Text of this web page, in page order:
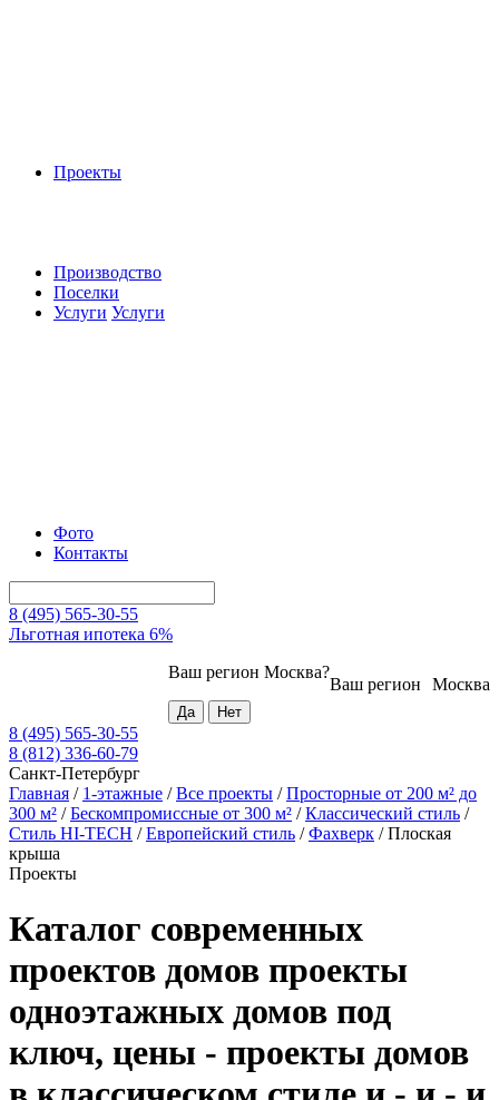
Проекты
Производство
Поселки
Услуги Услуги
Фото
Контакты
8 (495) 565-30-55
Льготная ипотека 6%
Москва
Ваш регион
Ваш регион Москва?
8 (495) 565-30-55
8 (812) 336-60-79
Санкт-Петербург
Главная / 1-этажные /Все проекты /Просторные от 200 м² до
300 м² /Бескомпромиссные от 300 м² /Классический стиль /
Стиль HI-TECH /Европейский стиль /Фахверк /Плоская
крыша
Проекты
Каталог современных
проектов домов проекты
одноэтажных домов под
ключ, цены - проекты домов